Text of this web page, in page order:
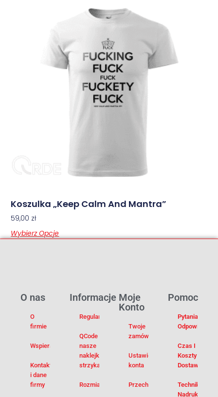
Koszulka „Keep Calm And Mantra”
59,00 zł
Wybierz Opcje
Pomoc
Pytania I
Odpowiedzi
Czas I
Koszty
Dostawy
Techniki
Nadruku
Moje
Konto
Twoje
zamówienia
Ustawienia
konta
Przechowalnia
Informacje
Regulamin
QCode –
nasze
naklejki na
strzykawki
Rozmiarówka
O nas
O
firmie
Wspieramy
Kontakt
i dane
firmy